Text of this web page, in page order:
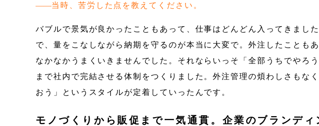
当時、苦労した点を教えてください。
バブルで景気が良かったこともあって、仕事はどんどん入ってきまし
で、量をこなしながら納期を守るのが本当に大変で。外注したことも
なかなかうまくいきませんでした。それならいっそ「全部うちでやろ
まで社内で完結させる体制をつくりました。外注管理の煩わしさもな
おう」というスタイルが定着していったんです。
モノづくりから販促まで一気通貫。企業のブランデ